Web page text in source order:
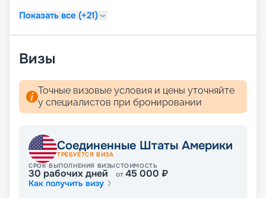
Показать все (+21)
Визы
Точные визовые условия и цены уточняйте
у специалистов при бронировании
Соединенные Штаты Америки
ТРЕБУЕТСЯ ВИЗА
СРОК ВЫПОЛНЕНИЯ ВИЗЫ
30 рабочих дней
СТОИМОСТЬ
от45 000 ₽
Как получить визу